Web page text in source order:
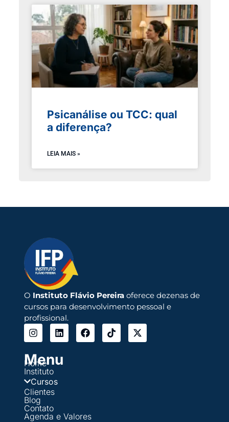
Psicanálise ou TCC: qual
a diferença?
LEIA MAIS »
O Instituto Flávio Pereiraoferece dezenas de
cursos para desenvolvimento pessoal e
profissional.
Menu
Home
Instituto
Cursos
Clientes
Blog
Contato
Agenda e Valores